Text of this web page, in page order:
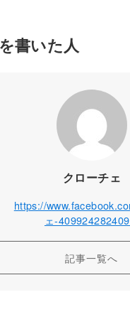
書いた人
クローチェ
https://
ェ-
記事一覧へ